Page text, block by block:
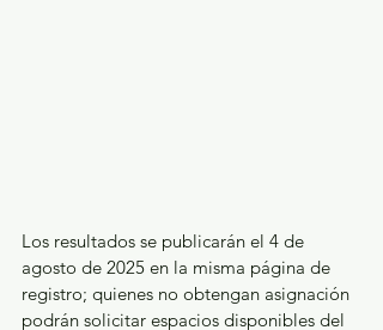
Los resultados se publicarán el 4 de
agosto de 2025 en la misma página de
registro; quienes no obtengan asignación
podrán solicitar espacios disponibles del